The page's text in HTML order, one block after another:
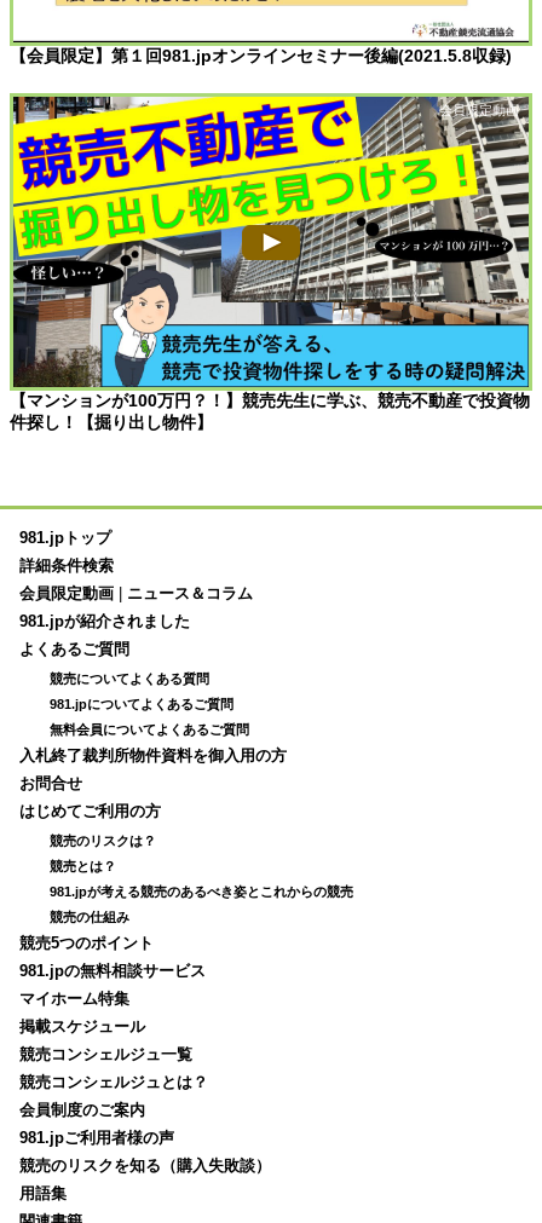
【会員限定】第１回981.jpオンラインセミナー後編(2021.5.8収録)
【マンションが100万円？！】競売先生に学ぶ、競売不動産で投資物
件探し！【掘り出し物件】
981.jpトップ
詳細条件検索
会員限定動画
ニュース＆コラム
981.jpが紹介されました
よくあるご質問
競売についてよくある質問
981.jpについてよくあるご質問
無料会員についてよくあるご質問
入札終了裁判所物件資料を御入用の方
お問合せ
はじめてご利用の方
競売のリスクは？
競売とは？
981.jpが考える競売のあるべき姿とこれからの競売
競売の仕組み
競売5つのポイント
981.jpの無料相談サービス
マイホーム特集
掲載スケジュール
競売コンシェルジュ一覧
競売コンシェルジュとは？
会員制度のご案内
981.jpご利用者様の声
競売のリスクを知る（購入失敗談）
用語集